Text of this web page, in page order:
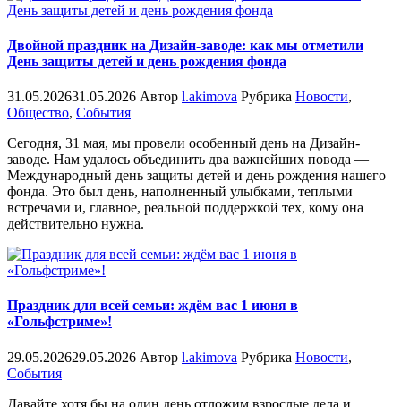
Двойной праздник на Дизайн-заводе: как мы отметили
День защиты детей и день рождения фонда
31.05.202631.05.2026 Автор l.akimova Рубрика Новости,
Общество, События
Сегодня, 31 мая, мы провели особенный день на Дизайн-
заводе. Нам удалось объединить два важнейших повода —
Международный день защиты детей и день рождения нашего
фонда. Это был день, наполненный улыбками, теплыми
встречами и, главное, реальной поддержкой тех, кому она
действительно нужна.
Праздник для всей семьи: ждём вас 1 июня в
«Гольфстриме»!
29.05.202629.05.2026 Автор l.akimova Рубрика Новости,
События
Давайте хотя бы на один день отложим взрослые дела и